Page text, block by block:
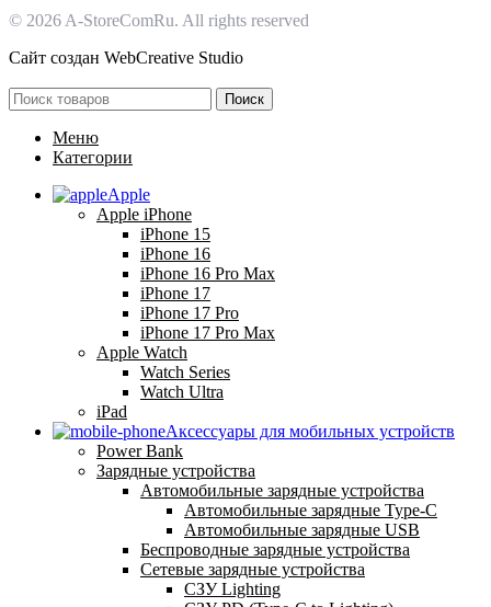
© 2026 A-StoreComRu. All rights reserved
Сайт создан WebCreative Studio
Поиск
Меню
Категории
Apple
Apple iPhone
iPhone 15
iPhone 16
iPhone 16 Pro Max
iPhone 17
iPhone 17 Pro
iPhone 17 Pro Max
Apple Watch
Watch Series
Watch Ultra
iPad
Аксессуары для мобильных устройств
Power Bank
Зарядные устройства
Автомобильные зарядные устройства
Автомобильные зарядные Type-C
Автомобильные зарядные USB
Беспроводные зарядные устройства
Сетевые зарядные устройства
СЗУ Lighting